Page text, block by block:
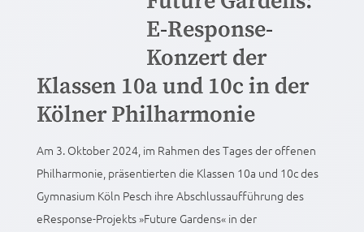
E-Response-
Konzert der
Klassen 10a und 10c in der
Kölner Philharmonie
Am 3. Oktober 2024, im Rahmen des Tages der offenen
Philharmonie, präsentierten die Klassen 10a und 10c des
Gymnasium Köln Pesch ihre Abschlussaufführung des
eResponse-Projekts »Future Gardens« in der